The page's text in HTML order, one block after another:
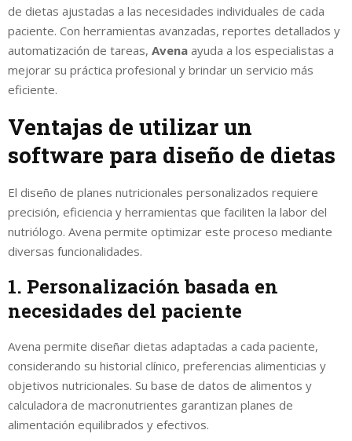
de dietas ajustadas a las necesidades individuales de cada
paciente. Con herramientas avanzadas, reportes detallados y
automatización de tareas, Avena ayuda a los especialistas a
mejorar su práctica profesional y brindar un servicio más
eficiente.
Ventajas de utilizar un
software para diseño de dietas
El diseño de planes nutricionales personalizados requiere
precisión, eficiencia y herramientas que faciliten la labor del
nutriólogo. Avena permite optimizar este proceso mediante
diversas funcionalidades.
1. Personalización basada en
necesidades del paciente
Avena permite diseñar dietas adaptadas a cada paciente,
considerando su historial clínico, preferencias alimenticias y
objetivos nutricionales. Su base de datos de alimentos y
calculadora de macronutrientes garantizan planes de
alimentación equilibrados y efectivos.